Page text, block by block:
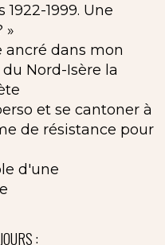
1999. Une
»
ancré dans mon
Nord-Isère la
et se cantoner à
de résistance pour
d'une
: